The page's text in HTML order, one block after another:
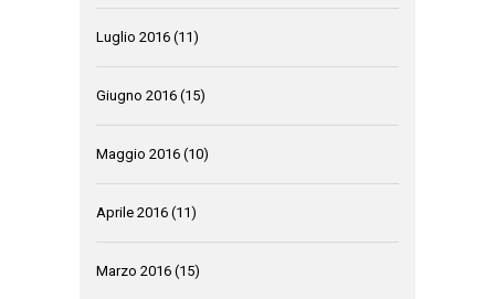
Luglio 2016 (11)
Giugno 2016 (15)
Maggio 2016 (10)
Aprile 2016 (11)
Marzo 2016 (15)